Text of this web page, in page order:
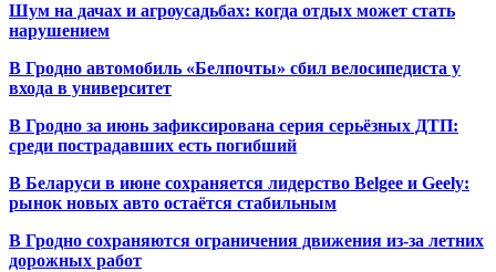
Шум на дачах и агроусадьбах: когда отдых может стать
нарушением
В Гродно автомобиль «Белпочты» сбил велосипедиста у
входа в университет
В Гродно за июнь зафиксирована серия серьёзных ДТП:
среди пострадавших есть погибший
В Беларуси в июне сохраняется лидерство Belgee и Geely:
рынок новых авто остаётся стабильным
В Гродно сохраняются ограничения движения из-за летних
дорожных работ